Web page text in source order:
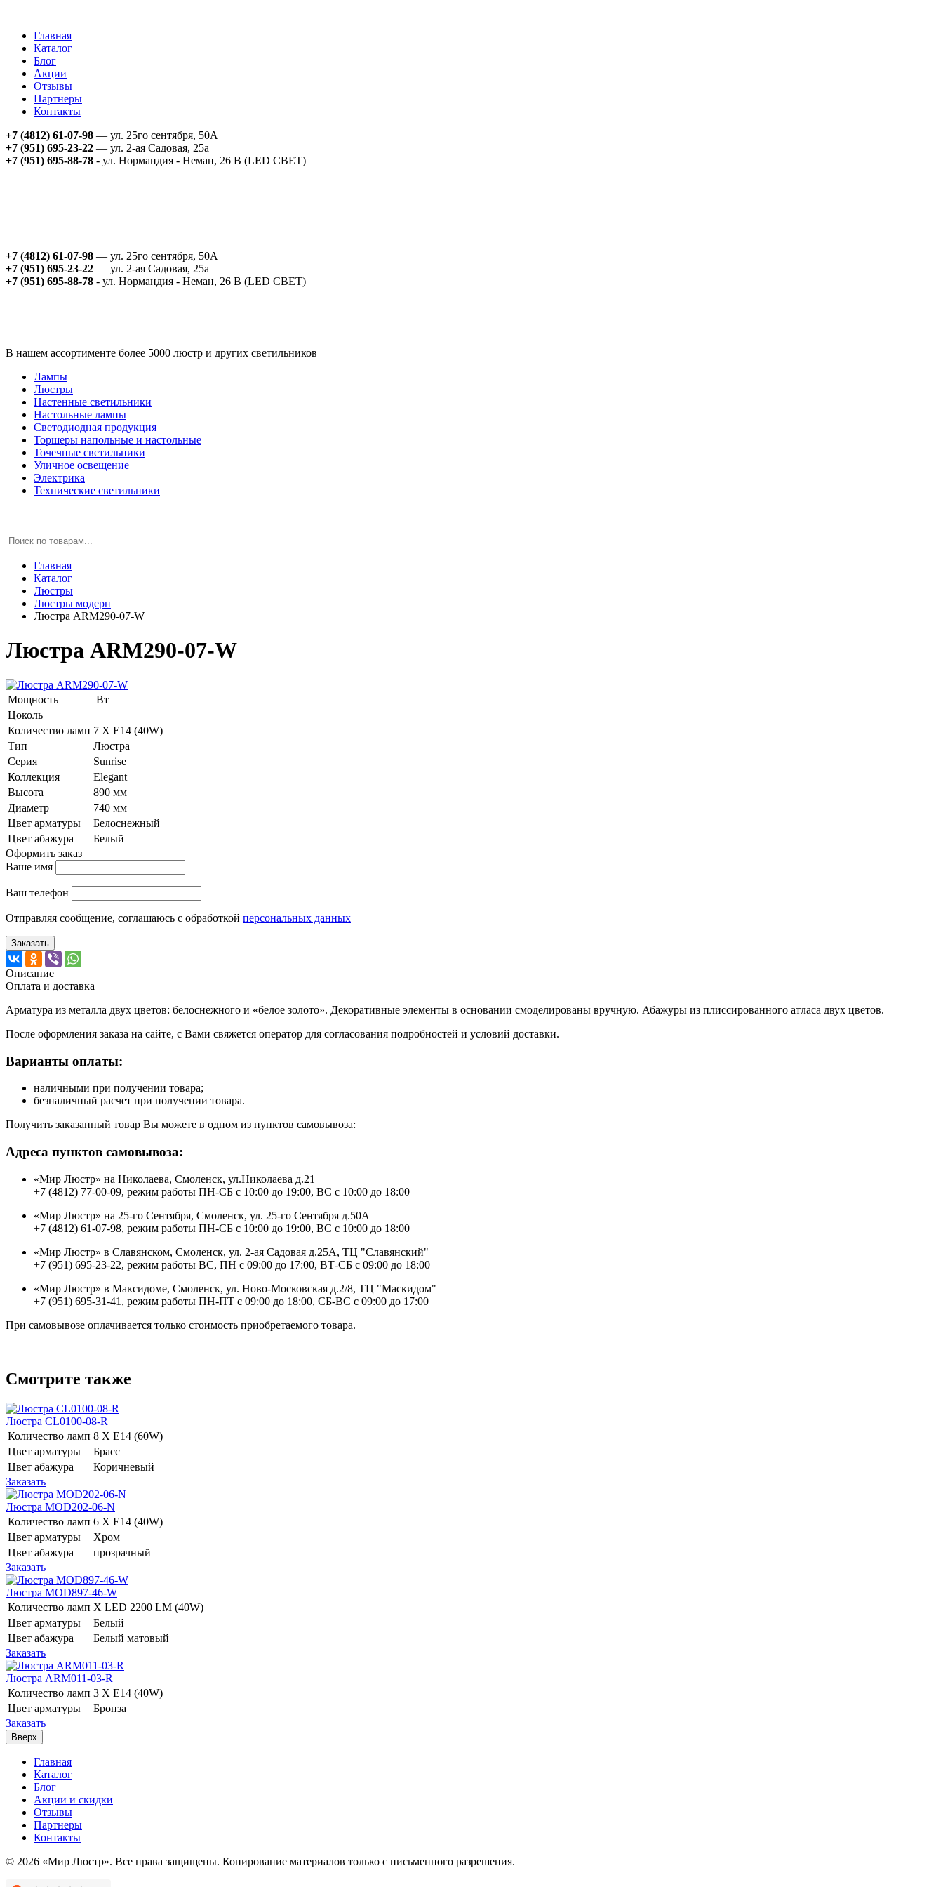
Главная
Каталог
Блог
Акции
Отзывы
Партнеры
Контакты
+7 (4812) 61-07-98 — ул. 25го сентября, 50А
+7 (951) 695-23-22 — ул. 2-ая Садовая, 25а
+7 (951) 695-88-78 - ул. Нормандия - Неман, 26 В (LED СВЕТ)
+7 (4812) 61-07-98 — ул. 25го сентября, 50А
+7 (951) 695-23-22 — ул. 2-ая Садовая, 25а
+7 (951) 695-88-78 - ул. Нормандия - Неман, 26 В (LED СВЕТ)
В нашем ассортименте более 5000 люстр и других светильников
Лампы
Люстры
Настенные светильники
Настольные лампы
Светодиодная продукция
Торшеры напольные и настольные
Точечные светильники
Уличное освещение
Электрика
Технические светильники
Главная
Каталог
Люстры
Люстры модерн
Люстра ARM290-07-W
Люстра ARM290-07-W
Мощность
Вт
Цоколь
Количество ламп 7 Х E14 (40W)
Тип
Люстра
Серия
Sunrise
Коллекция
Elegant
Высота
890 мм
Диаметр
740 мм
Цвет арматуры
Белоснежный
Цвет абажура
Белый
Оформить заказ
Ваше имя
Ваш телефон
Отправляя сообщение, соглашаюсь с обработкой персональных данных
Заказать
Описание
Оплата и доставка
Арматура из металла двух цветов: белоснежного и «белое золото». Декоративные элементы в основании смоделированы вручную. Абажуры из плиссированного атласа двух цветов.
После оформления заказа на сайте, с Вами свяжется оператор для согласования подробностей и условий доставки.
Варианты оплаты:
наличными при получении товара;
безналичный расчет при получении товара.
Получить заказанный товар Вы можете в одном из пунктов самовывоза:
Адреса пунктов самовывоза:
«Мир Люстр» на Николаева, Смоленск, ул.Николаева д.21
+7 (4812) 77-00-09, режим работы ПН-СБ с 10:00 до 19:00, ВС с 10:00 до 18:00
«Мир Люстр» на 25-го Сентября, Смоленск, ул. 25-го Сентября д.50А
+7 (4812) 61-07-98, режим работы ПН-СБ с 10:00 до 19:00, ВС с 10:00 до 18:00
«Мир Люстр» в Славянском, Смоленск, ул. 2-ая Садовая д.25А, ТЦ "Славянский"
+7 (951) 695-23-22, режим работы ВС, ПН с 09:00 до 17:00, ВТ-СБ с 09:00 до 18:00
«Мир Люстр» в Максидоме, Смоленск, ул. Ново-Московская д.2/8, ТЦ "Маскидом"
+7 (951) 695-31-41, режим работы ПН-ПТ с 09:00 до 18:00, СБ-ВС с 09:00 до 17:00
При самовывозе оплачивается только стоимость приобретаемого товара.
Смотрите также
Люстра CL0100-08-R
Количество ламп 8 Х E14 (60W)
Цвет арматуры
Брасс
Цвет абажура
Коричневый
Заказать
Люстра MOD202-06-N
Количество ламп 6 Х E14 (40W)
Цвет арматуры
Хром
Цвет абажура
прозрачный
Заказать
Люстра MOD897-46-W
Количество ламп Х LED 2200 LM (40W)
Цвет арматуры
Белый
Цвет абажура
Белый матовый
Заказать
Люстра ARM011-03-R
Количество ламп 3 Х E14 (40W)
Цвет арматуры
Бронза
Заказать
Вверх
Главная
Каталог
Блог
Акции и скидки
Отзывы
Партнеры
Контакты
© 2026 «Мир Люстр». Все права защищены. Копирование материалов только с письменного разрешения.